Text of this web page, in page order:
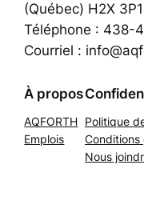
(Québec) H2X 3P1
Téléphone : 438-
Courriel :
À propos
AQFORTH
Emplois
Politique
Conditions
Nous